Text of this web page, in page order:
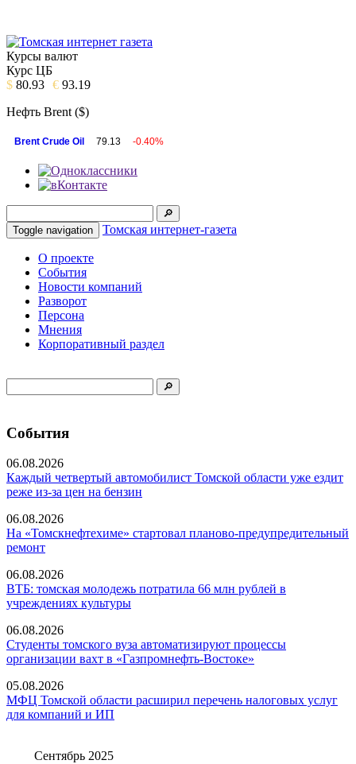
Курсы валют
Курс ЦБ
$ 80.93 € 93.19
Нефть Brent ($)
Brent Crude Oil 79.13 -0.40%
Toggle navigation Томская интернет-газета
О проекте
События
Новости компаний
Разворот
Персона
Мнения
Корпоративный раздел
События
06.08.2026
Каждый четвертый автомобилист Томской области уже ездит
реже из-за цен на бензин
06.08.2026
На «Томскнефтехиме» стартовал планово-предупредительный
ремонт
06.08.2026
ВТБ: томская молодежь потратила 66 млн рублей в
учреждениях культуры
06.08.2026
Студенты томского вуза автоматизируют процессы
организации вахт в «Газпромнефть-Востоке»
05.08.2026
МФЦ Томской области расширил перечень налоговых услуг
для компаний и ИП
Сентябрь 2025